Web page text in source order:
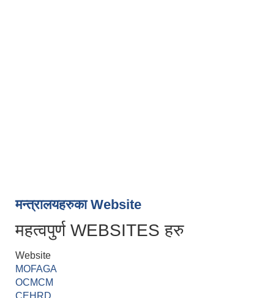
मन्त्रालयहरुका Website
महत्वपुर्ण WEBSITES हरु
Website
MOFAGA
OCMCM
CEHRD